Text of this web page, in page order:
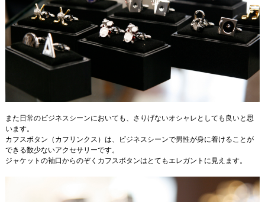
また日常のビジネスシーンにおいても、さりげないオシャレとしても良いと思
います。
カフスボタン（カフリンクス）は、ビジネスシーンで男性が身に着けることが
できる数少ないアクセサリーです。
ジャケットの袖口からのぞくカフスボタンはとてもエレガントに見えます。